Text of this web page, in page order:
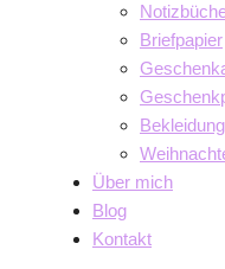
Briefpapier
Bekleidung
Über mich
Blog
Kontakt